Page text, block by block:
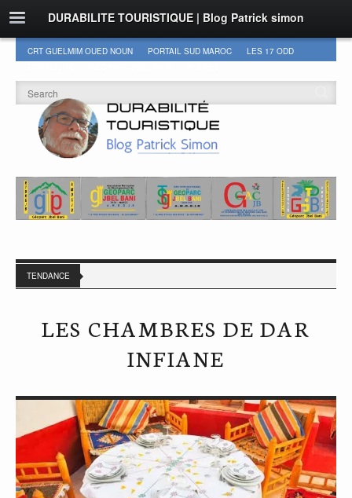
DURABILITE TOURISTIQUE | Blog Patrick simon
CRT GUELMIM OUED NOUN PORTAIL SUD MAROC
LES 17 ODD
TENDANCE
LES CHAMBRES DE DAR
INFIANE